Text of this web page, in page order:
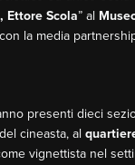
Ettore Scola” al
la media
presenti dieci
cineasta, al
vignettista nel